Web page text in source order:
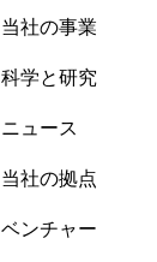
当社の事業
科学と研究
ニュース
当社の拠点
ベンチャー